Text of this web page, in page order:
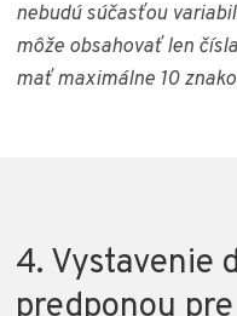
nebudú súčasťou
môže obsahovať len
mať maximálne 10
4. Vystavenie